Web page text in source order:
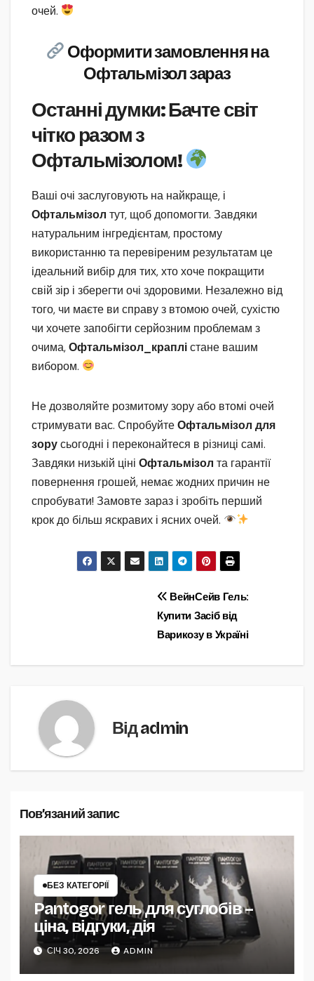
очей.
Оформити замовлення на
Офтальмізол зараз
Останні думки: Бачте світ
чітко разом з
Офтальмізолом!
Ваші очі заслуговують на найкраще, і
Офтальмізол тут, щоб допомогти. Завдяки
натуральним інгредієнтам, простому
використанню та перевіреним результатам це
ідеальний вибір для тих, хто хоче покращити
свій зір і зберегти очі здоровими. Незалежно від
того, чи маєте ви справу з втомою очей, сухістю
чи хочете запобігти серйозним проблемам з
очима,Офтальмізол_краплістане вашим
вибором.
Не дозволяйте розмитому зору або втомі очей
стримувати вас. СпробуйтеОфтальмізол для
зорусьогодні і переконайтеся в різниці самі.
Завдяки низькій ціні Офтальмізол та гарантії
повернення грошей, немає жодних причин не
спробувати! Замовте зараз і зробіть перший
крок до більш яскравих і ясних очей.
ВейнСейв Гель:
Купити Засіб від
Варикозу в Україні
Відadmin
Пов’язаний запис
БЕЗ КАТЕГОРІЇ
Pantogor гель для суглобів –
ціна, відгуки, дія
СІЧ 30, 2026 ADMIN